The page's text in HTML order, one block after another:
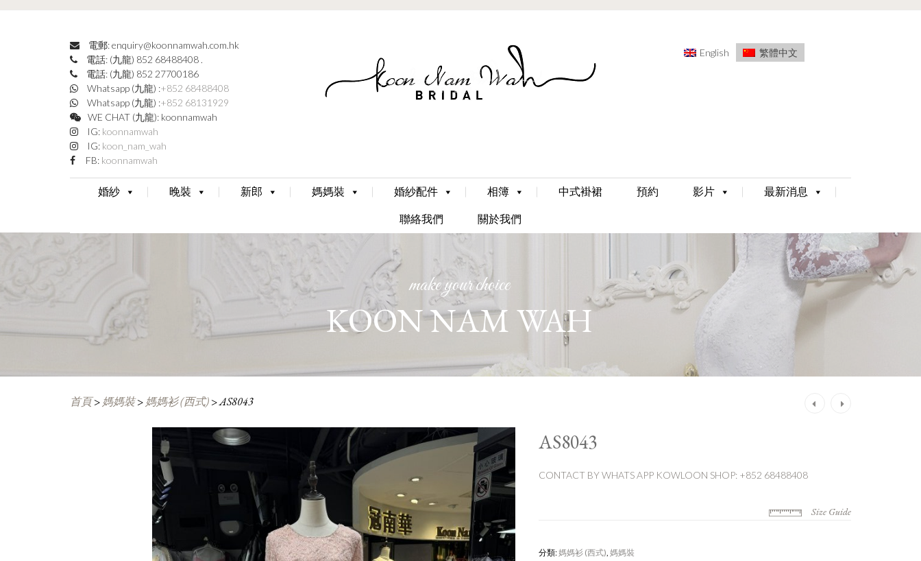
電郵: enquiry@koonnamwah.com.hk
電話: (九龍) 852 68488408 .
電話: (九龍) 852 27700186
Whatsapp (九龍) :+852 68488408
Whatsapp (九龍) :+852 68131929
WE CHAT (九龍): koonnamwah
IG: koonnamwah
IG: koon_nam_wah
FB: koonnamwah
English 繁體中文
Skip
to
content
婚紗 晚裝 新郎 媽媽裝 婚紗配件 相簿 中式褂裙 預約 影片
最新消息
聯絡我們
關於我們
make your choice
KOON NAM WAH
首頁> 媽媽裝> 媽媽衫 (西式)>AS8043
AS8043
CONTACT BY WHATS APP KOWLOON SHOP: +852 68488408
Size Guide
分類:媽媽衫 (西式), 媽媽裝